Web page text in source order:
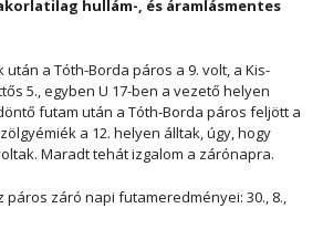
hullám-, és áramlásmentes
a Tóth-Borda páros a 9. volt, a Kis-
5., egyben U 17-ben a vezető helyen
futam után a Tóth-Borda páros feljött a
a 12. helyen álltak, úgy, hogy
Maradt tehát izgalom a zárónapra.
páros záró napi futameredményei: 30., 8.,